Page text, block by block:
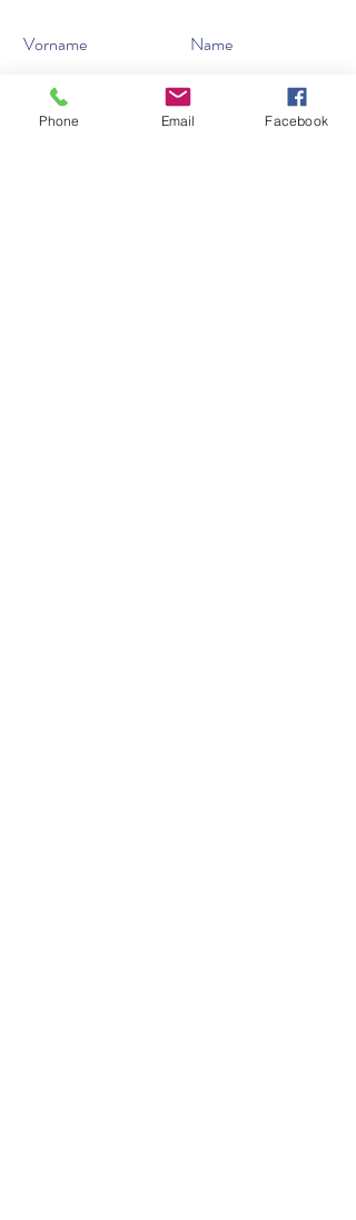
Vorname Name
Phone Email Facebook